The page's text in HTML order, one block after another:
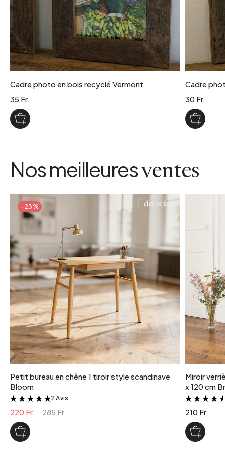
Cadre photo en bois recyclé Vermont
35 Fr.
Cadre
30 Fr.
Nos meilleuresventes
-23%
Petit bureau en chêne 1 tiroir style scandinave
Bloom
&
2 Avis
220 Fr. 285 Fr.
Miroir
x 120 cm
210 Fr.